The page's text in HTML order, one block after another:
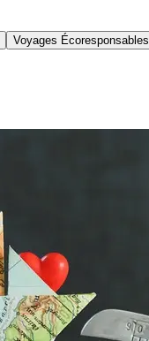
Voyages Écoresponsables